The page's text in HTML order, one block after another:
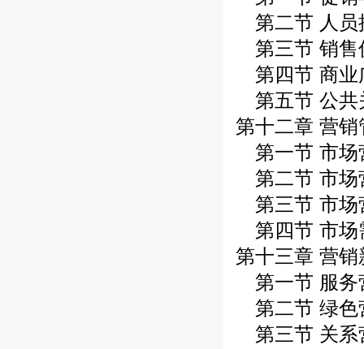
第二节 人员
第三节 销售
第四节 商业
第五节 公共
第十二章 营销
第一节 市场
第二节 市场
第三节 市场
第四节 市场
第十三章 营销
第一节 服务
第二节 绿色
第三节 关系